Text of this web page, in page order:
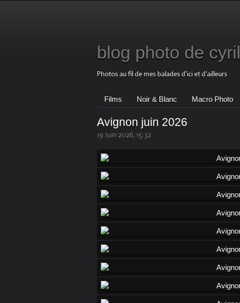
blog photo de cyril
Photos au fil de mes balades d'ici et d'ailleurs
Films Noir & Blanc Macro Photo
Avignon juin 2026
19 Juin 2026, 15:32